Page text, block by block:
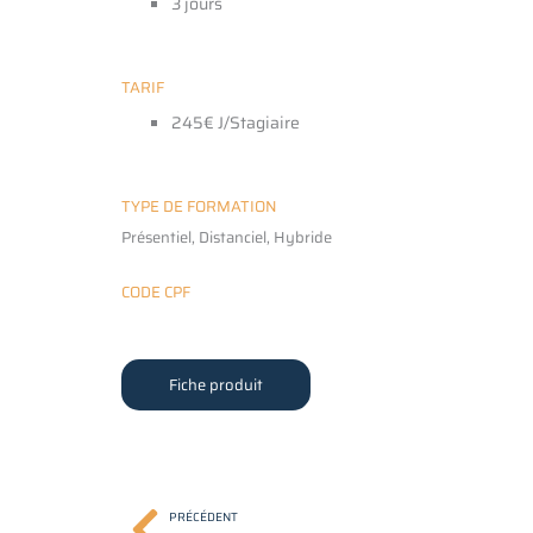
TARIF
245€ J/Stagiaire
TYPE DE FORMATION
Présentiel, Distanciel, Hybride
CODE CPF
Fiche produit
PRÉCÉDENT